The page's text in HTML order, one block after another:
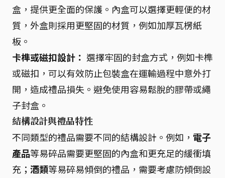
盒，提供更全面的保護。內盒可以選擇更輕便的材
質，外盒則採用更堅固的材質，例如加厚瓦楞紙
板。
卡榫或磁扣設計： 選擇牢固的封盒方式，例如卡榫
或磁扣，可以有效防止包裝盒在運輸過程中意外打
開，造成禮品損失。避免使用容易鬆脫的膠帶或繩
子封盒。
結構設計與禮品特性
不同類型的禮品需要不同的結構設計。例如， 電子
產品等易碎品需要更堅固的內盒和更充足的緩衝填
充； 酒類等易碎易傾倒的禮品，需要考慮防傾倒設